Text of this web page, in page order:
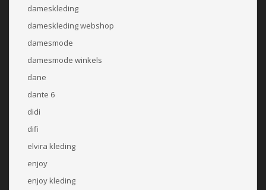
dameskleding
dameskleding webshop
damesmode
damesmode winkels
dane
dante 6
didi
difi
elvira kleding
enjoy
enjoy kleding